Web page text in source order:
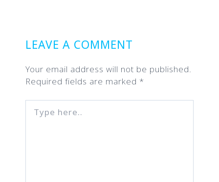
LEAVE A COMMENT
Your email address will not be published.
Required fields are marked *
here..